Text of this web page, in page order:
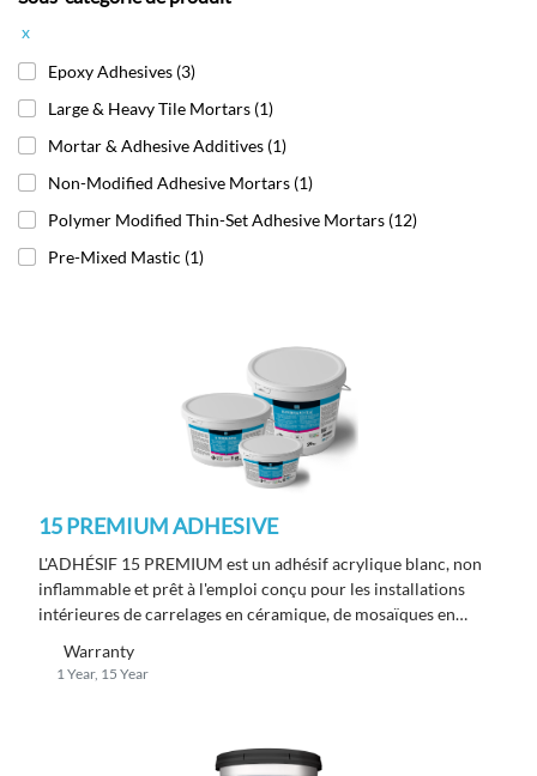
x
Epoxy Adhesives (3)
Large & Heavy Tile Mortars (1)
Mortar & Adhesive Additives (1)
Non-Modified Adhesive Mortars (1)
Polymer Modified Thin-Set Adhesive Mortars (12)
Pre-Mixed Mastic (1)
15 PREMIUM ADHESIVE
L'ADHÉSIF 15 PREMIUM est un adhésif acrylique blanc, non
inflammable et prêt à l'emploi conçu pour les installations
intérieures de carrelages en céramique, de mosaïques en
Warranty
1 Year, 15 Year